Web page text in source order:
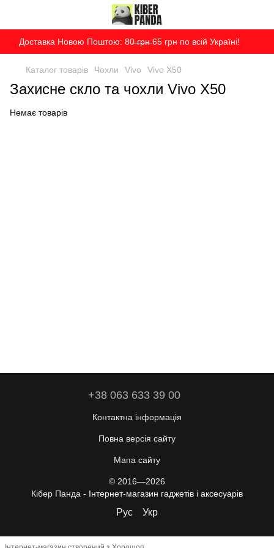
Доставка Новою Поштою: 80̶ ̶г̶р̶н̶ 65 грн по всій Україні!
Каталог товарів Чохли Vivo Vivo X50
Захисне скло та чохли Vivo X50
Немає товарів
+38 063 633 39 00
Контактна інформація
Повна версія сайту
Мапа сайту
© 2016—2026
Кібер Панда - Інтернет-магазин гаджетів і аксесуарів
Рус Укр